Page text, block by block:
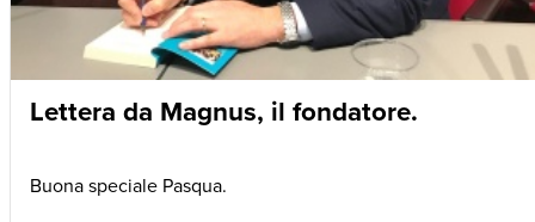
Lettera da Magnus, il fondatore.
Buona speciale Pasqua.